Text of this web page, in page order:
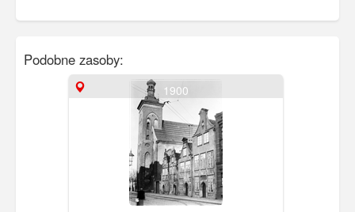
Podobne zasoby:
1900